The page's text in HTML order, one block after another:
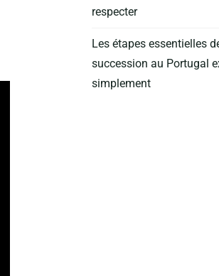
respecter
Les étapes essentielles
succession au Portugal
simplement